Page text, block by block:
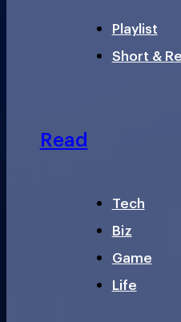
Playlist
Short &
Read
Tech
Biz
Game
Life